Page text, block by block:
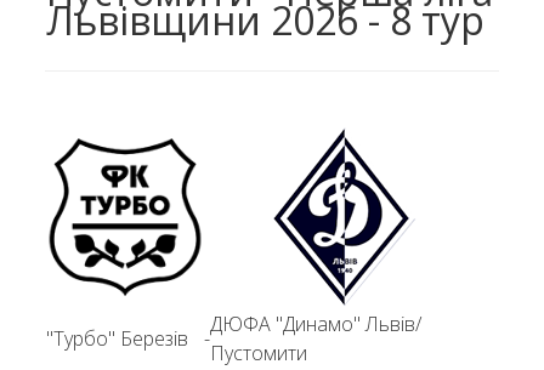
Львівщини 2026 - 8 тур
"Турбо" Березів -
ДЮФА "Динамо" Львів/
Пустомити